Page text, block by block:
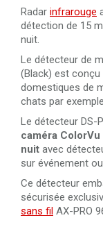
Radar infrarouge
détection de 15
nuit.
Le détecteur de
(Black) est
domestiques de
chats par
Le détecteur DS-
caméra
nuit avec
sur événement
Ce détecteur
sécurisée
sans fil AX-PRO